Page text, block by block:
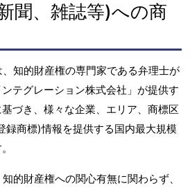
聞、雑誌等)への商
、知的財産権の専門家である弁理士が
テグレーション株式会社」が提供す
づき、様々な企業、エリア、商標区
録商標)情報を提供する国内最大規模
的財産権への関心有無に関わらず、